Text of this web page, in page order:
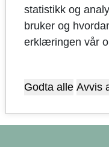
Prisdryss
statistikk og
bruker og
erklæringen vår
Godta alle Avvis